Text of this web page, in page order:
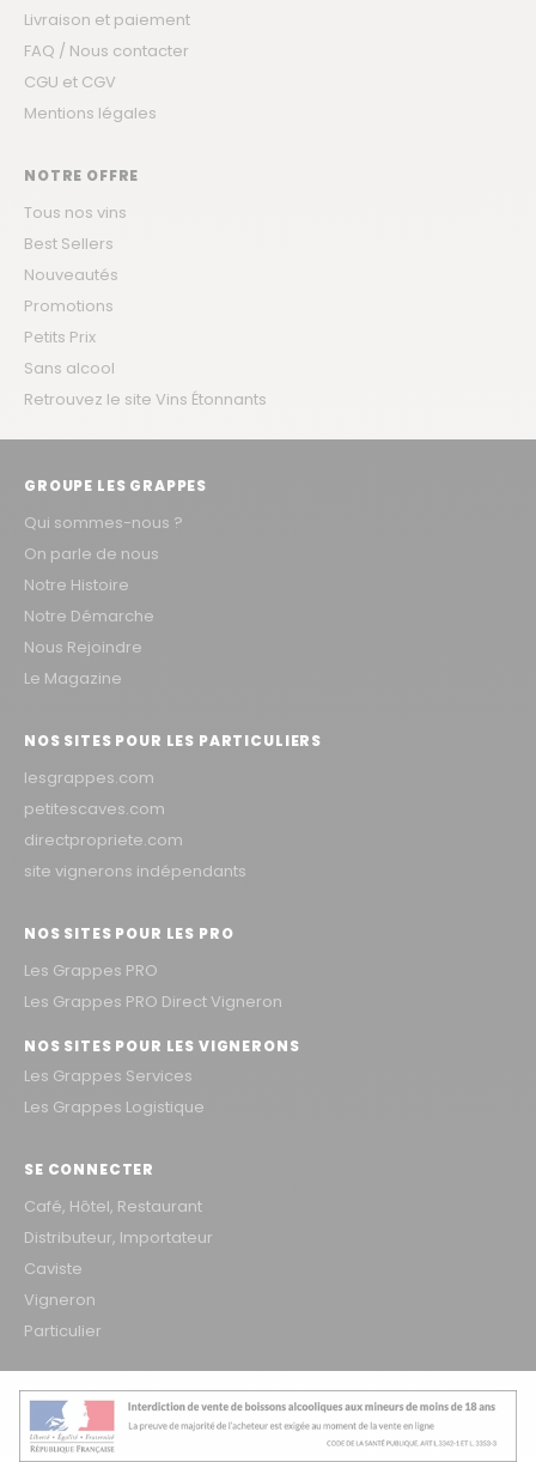
Livraison et paiement
FAQ / Nous contacter
CGU et CGV
Mentions légales
NOTRE OFFRE
Tous nos vins
Best Sellers
Nouveautés
Promotions
Petits Prix
Sans alcool
Retrouvez le site Vins Étonnants
GROUPE LES GRAPPES
Qui sommes-nous ?
On parle de nous
Notre Histoire
Notre Démarche
Nous Rejoindre
Le Magazine
NOS SITES POUR LES PARTICULIERS
lesgrappes.com
petitescaves.com
directpropriete.com
site vignerons indépendants
NOS SITES POUR LES PRO
Les Grappes PRO
Les Grappes PRO Direct Vigneron
NOS SITES POUR LES VIGNERONS
Les Grappes Services
Les Grappes Logistique
SE CONNECTER
Café, Hôtel, Restaurant
Distributeur, Importateur
Caviste
Vigneron
Particulier